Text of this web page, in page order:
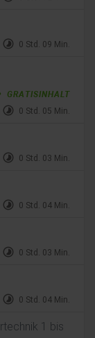
timelapse 0 Std. 09 Min.
GRATISINHALT
timelapse 0 Std. 05 Min.
timelapse 0 Std. 03 Min.
timelapse 0 Std. 04 Min.
timelapse 0 Std. 03 Min.
timelapse 0 Std. 04 Min.
1 bis